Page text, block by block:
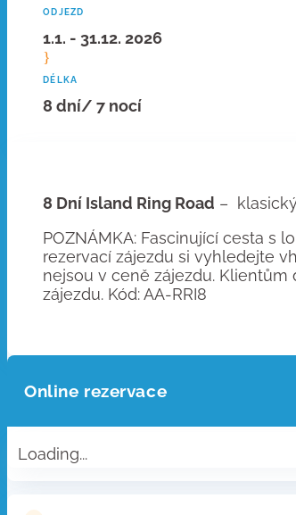
ODJEZD
1.1. - 31.12. 2026
}
DÉLKA
8 dní/ 7 nocí
8 Dní Island Ring Road –
POZNÁMKA: Fascinující cesta s
rezervací zájezdu si vyhledejte
nejsou v ceně zájezdu.
zájezdu. Kód: AA-RRI8
Online rezervace
Loading...